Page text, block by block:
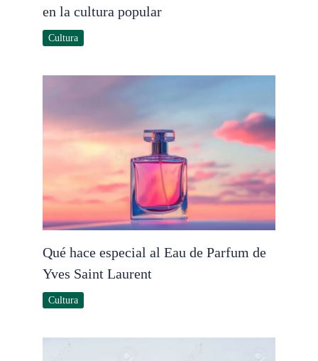
en la cultura popular
Cultura
Qué hace especial al Eau de Parfum de
Yves Saint Laurent
Cultura